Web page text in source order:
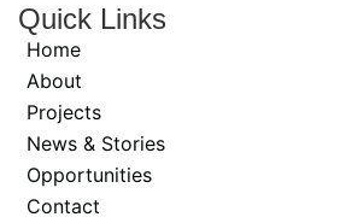
Quick Links
Home
About
Projects
News & Stories
Opportunities
Contact